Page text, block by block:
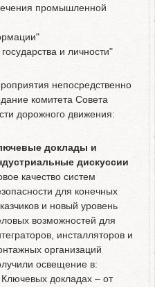
промышленной
и личности"
непосредственно
комитета Совета
дорожного движения:
доклады и
дискуссии
качество систем
для конечных
и новый уровень
возможностей для
инсталляторов и
организаций
освещение в:
Ключевых докладах – от